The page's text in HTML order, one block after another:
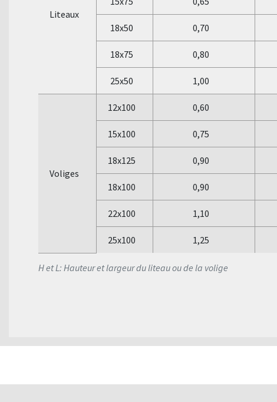
H et L: Hauteur et largeur du liteau ou de la volige
Liteaux
18x50 0,70
18x75 0,80
25x50 1,00
Voliges
12x100 0,60
15x100 0,75
18x125 0,90
18x100 0,90
22x100 1,10
25x100 1,25